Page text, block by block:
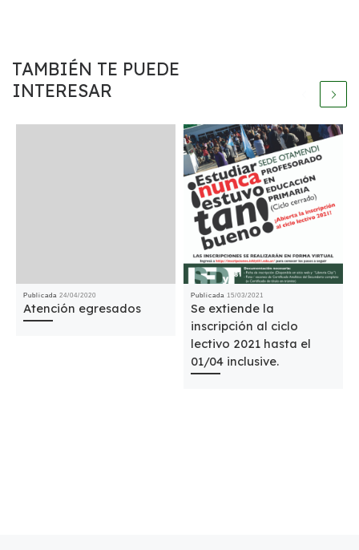
TAMBIÉN TE PUEDE
INTERESAR
Publicada 24/04/2020
Atención egresados
Publicada 15/03/2021
Se extiende la
inscripción al ciclo
lectivo 2021 hasta el
01/04 inclusive.